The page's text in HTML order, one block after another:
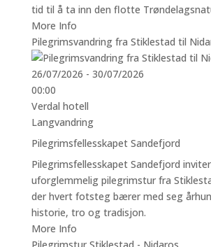
tid til å ta inn den flotte
More Info
Pilegrimsvandring fra Stiklestad til
26/07/2026 - 30/07/2026
00:00
Verdal hotell
Langvandring
Pilegrimsfellesskapet Sandefjord
Pilegrimsfellesskapet Sandefjord
uforglemmelig pilegrimstur fra
der hvert fotsteg bærer med seg
historie, tro og tradisjon.
More Info